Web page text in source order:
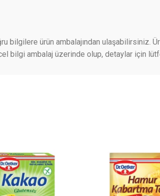
bilgilere ürün ambalajından ulaşabilirsiniz.
bilgi ambalaj üzerinde olup, detaylar için